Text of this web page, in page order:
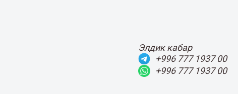
Элдик кабар
+996 777 1937 00
+996 777 1937 00